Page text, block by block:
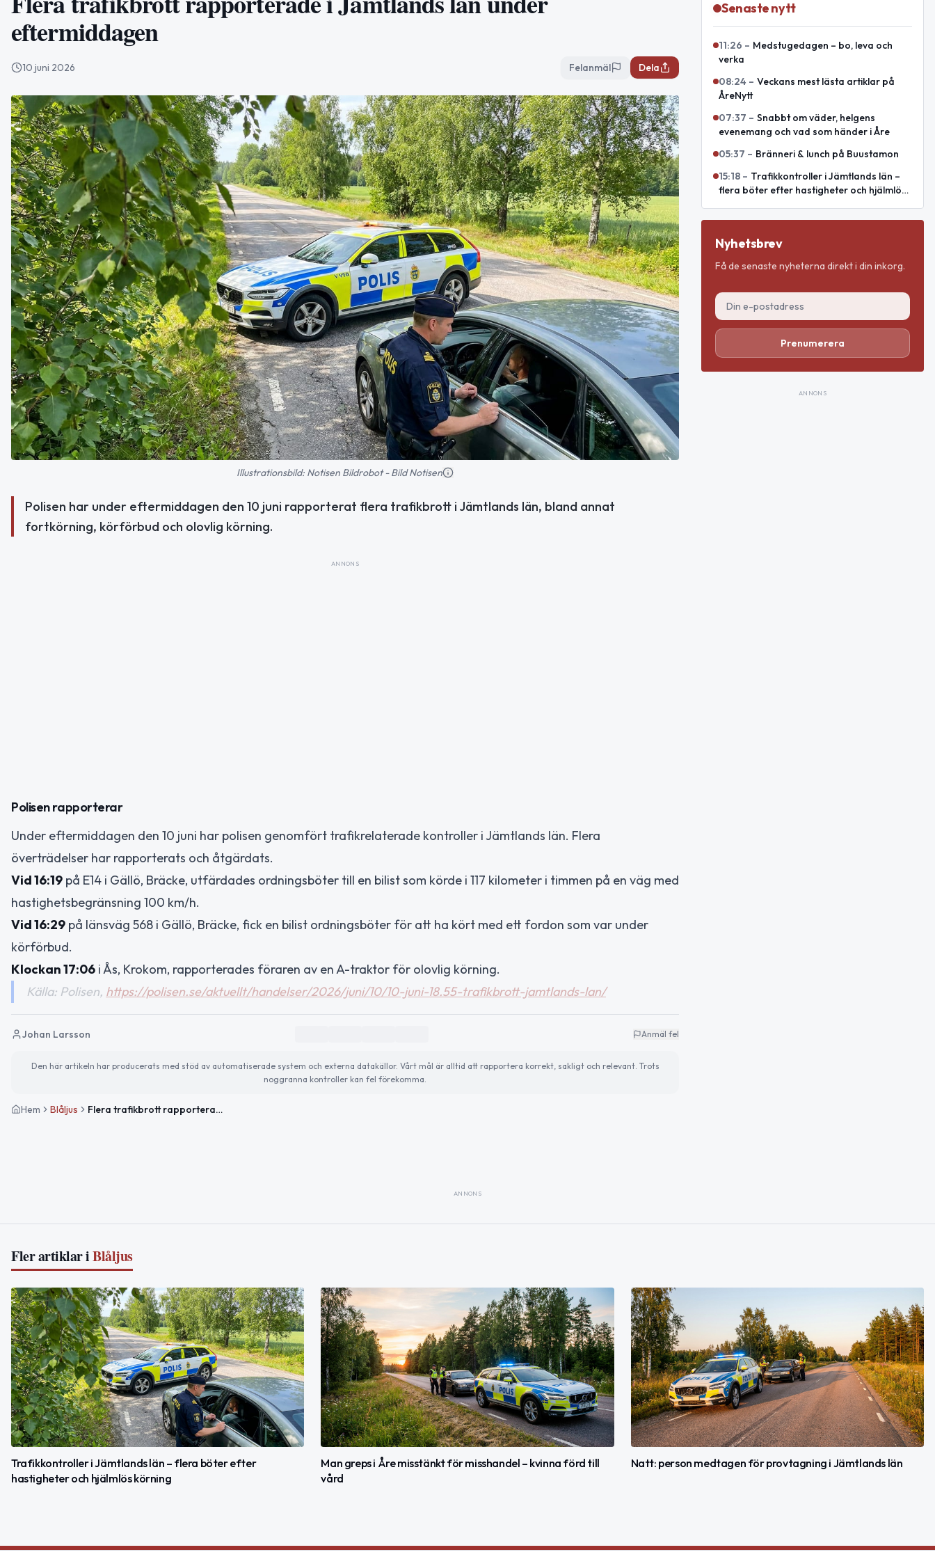
eftermiddagen
10 juni 2026 Felanmäl Dela
Illustrationsbild: Notisen Bildrobot - Bild Notisen
Polisen har under eftermiddagen den 10 juni rapporterat flera trafikbrott i Jämtlands län, bland annat
fortkörning, körförbud och olovlig körning.
ANNONS
Polisen rapporterar
Under eftermiddagen den 10 juni har polisen genomfört trafikrelaterade kontroller i Jämtlands län. Flera
överträdelser har rapporterats och åtgärdats.
Vid 16:19 på E14 i Gällö, Bräcke, utfärdades ordningsböter till en bilist som körde i 117 kilometer i timmen på en väg med
hastighetsbegränsning 100 km/h.
Vid 16:29 på länsväg 568 i Gällö, Bräcke, fick en bilist ordningsböter för att ha kört med ett fordon som var under
körförbud.
Klockan 17:06 i Ås, Krokom, rapporterades föraren av en A-traktor för olovlig körning.
Källa: Polisen, https://polisen.se/aktuellt/handelser/2026/juni/10/10-juni-18.55-trafikbrott-jamtlands-lan/
Johan Larsson Anmäl fel
Den här artikeln har producerats med stöd av automatiserade system och externa datakällor. Vårt mål är alltid att rapportera korrekt, sakligt och relevant. Trots
noggranna kontroller kan fel förekomma.
Hem Blåljus Flera trafikbrott rapporterade i Jämtlands län under eftermiddagen
Senaste nytt
11:26 – Medstugedagen – bo, leva och
verka
08:24 – Veckans mest lästa artiklar på
ÅreNytt
07:37 – Snabbt om väder, helgens
evenemang och vad som händer i Åre
05:37 – Bränneri & lunch på Buustamon
15:18 – Trafikkontroller i Jämtlands län –
flera böter efter hastigheter och hjälmlös
Nyhetsbrev
Få de senaste nyheterna direkt i din inkorg.
Prenumerera
ANNONS
ANNONS
Fler artiklar iBlåljus
Trafikkontroller i Jämtlands län – flera böter efter
hastigheter och hjälmlös körning
Man greps i Åre misstänkt för misshandel – kvinna förd till
vård
Natt: person medtagen för provtagning i Jämtlands län